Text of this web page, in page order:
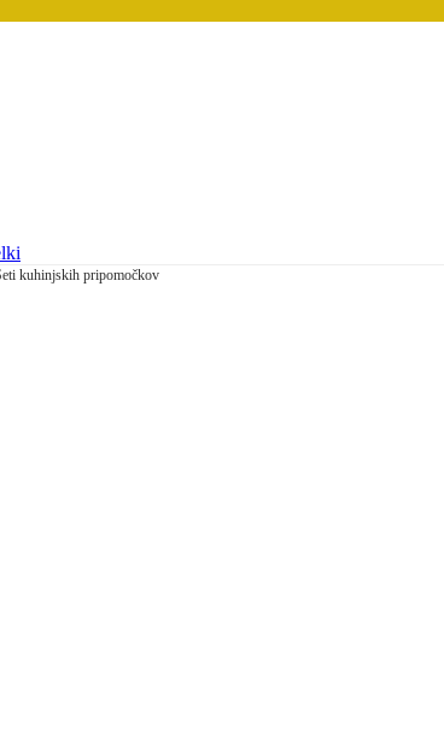
kuhinjskih pripomočkov